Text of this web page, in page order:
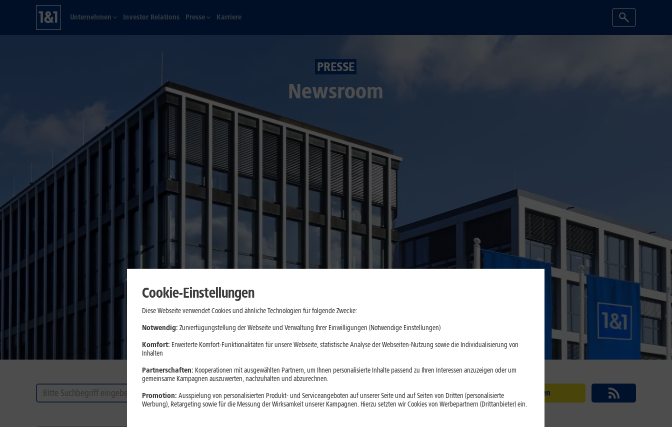
Unternehmen Investor Relations Presse Karriere
PRESSE
Newsroom
Suchen
Cookie-Einstellungen
Diese Webseite verwendet Cookies und ähnliche Technologien für folgende Zwecke:
Notwendig: Zurverfügungstellung der Webseite und Verwaltung Ihrer Einwilligungen (Notwendige Einstellungen)
Komfort: Erweiterte Komfort-Funktionalitäten für unsere Webseite, statistische Analyse der Webseiten-Nutzung sowie die Individualisierung von
Inhalten
Partnerschaften: Kooperationen mit ausgewählten Partnern, um Ihnen personalisierte Inhalte passend zu Ihren Interessen anzuzeigen oder um
gemeinsame Kampagnen auszuwerten, nachzuhalten und abzurechnen.
Promotion: Ausspielung von personalisierten Produkt- und Serviceangeboten auf unserer Seite und auf Seiten von Dritten (personalisierte
Werbung), Retargeting sowie für die Messung der Wirksamkeit unserer Kampagnen. Hierzu setzten wir Cookies von Werbepartnern (Drittanbieter) ein.